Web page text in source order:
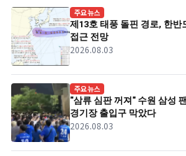
주요뉴스
제13호 태풍 돌핀 경로, 한
접근 전망
2026.08.03
주요뉴스
"삼류 심판 꺼져" 수원 삼성
경기장 출입구 막았다
2026.08.03